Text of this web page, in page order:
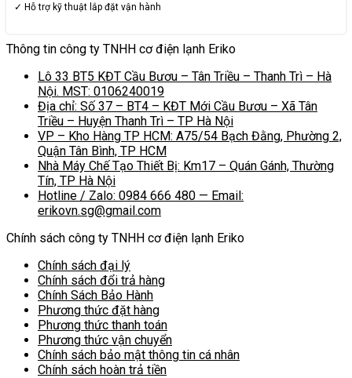
✓ Hỗ trợ kỹ thuật lắp đặt vận hành
Thông tin công ty TNHH cơ điện lạnh Eriko
Lô 33 BT5 KĐT Cầu Bươu – Tân Triều – Thanh Trì – Hà
Nội. MST: 0106240019
Địa chỉ: Số 37 – BT4 – KĐT Mới Cầu Bươu – Xã Tân
Triều – Huyện Thanh Trì – TP Hà Nội
VP – Kho Hàng TP HCM: A75/54 Bạch Đằng, Phường 2,
Quận Tân Bình, TP HCM
Nhà Máy Chế Tạo Thiết Bị: Km17 – Quán Gánh, Thường
Tín, TP Hà Nội
Hotline / Zalo: 0984 666 480 — Email:
erikovn.sg@gmail.com
Chính sách công ty TNHH cơ điện lạnh Eriko
Chính sách đại lý
Chính sách đổi trả hàng
Chính Sách Bảo Hành
Phương thức đặt hàng
Phương thức thanh toán
Phương thức vận chuyển
Chính sách bảo mật thông tin cá nhân
Chính sách hoàn trả tiền